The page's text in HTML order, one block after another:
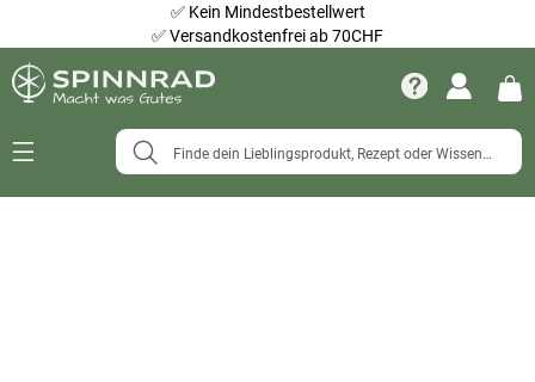
✅ Kein Mindestbestellwert
✅Versandkostenfrei ab 70CHF
Navigation